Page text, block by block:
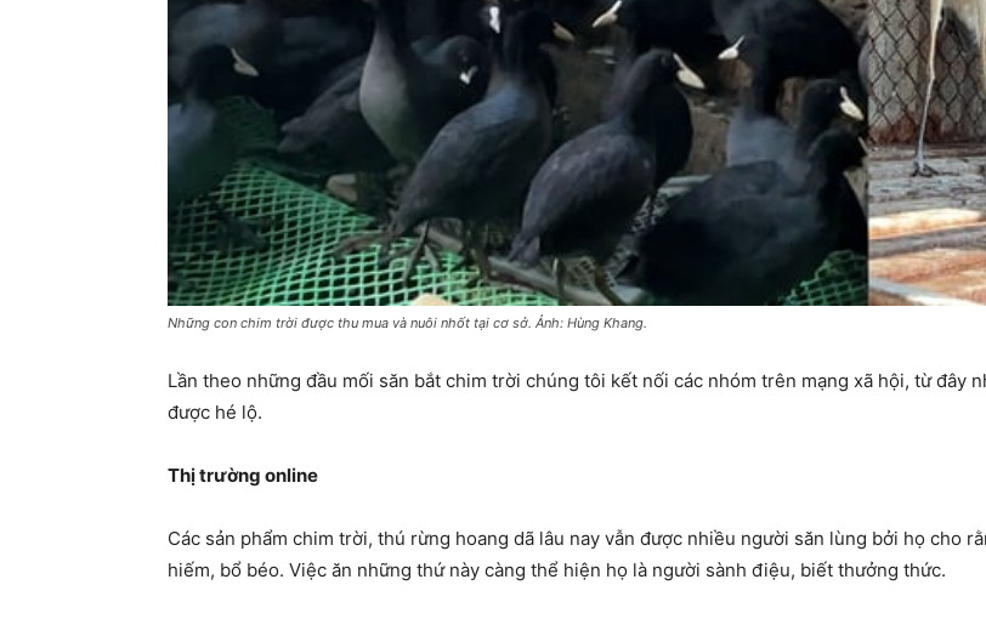
Những con chim trời được thu mua và nuôi nhốt tại cơ sở. Ảnh: Hùng Khang.
Lần theo những đầu mối săn bắt chim trời chúng tôi kết nối các nhóm trên mạng xã hội, từ đây
được hé lộ.
Thị trường online
Các sản phẩm chim trời, thú rừng hoang dã lâu nay vẫn được nhiều người săn lùng bởi họ cho
hiếm, bổ béo. Việc ăn những thứ này càng thể hiện họ là người sành điệu, biết thưởng thức.